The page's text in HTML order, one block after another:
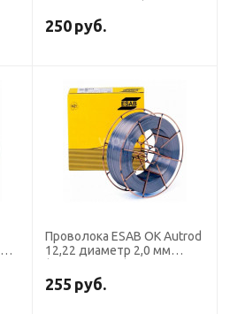
15 кг)
250 руб.
Проволока ESAB OK Autrod
12,22 диаметр 2,0 мм
255 руб.